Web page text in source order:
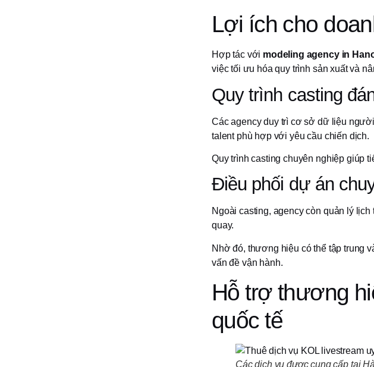
Lợi ích cho
Hợp tác với modeling agency in
việc tối ưu hóa quy trình sản xuất và
Quy trình casting
Các agency duy trì cơ sở dữ liệu
talent phù hợp với yêu cầu chiến dịch.
Quy trình casting chuyên nghiệp giúp
Điều phối dự án
Ngoài casting, agency còn quản lý
quay.
Nhờ đó, thương hiệu có thể tập trung
vấn đề vận hành.
Hỗ trợ thương
quốc tế
Các dịch vụ được cung cấp tại